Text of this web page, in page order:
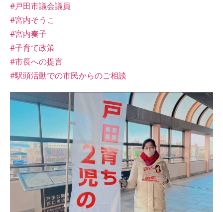
#戸田市議会議員
#宮内そうこ
#宮内奏子
#子育て政策
#市長への提言
#駅頭活動での市民からのご相談